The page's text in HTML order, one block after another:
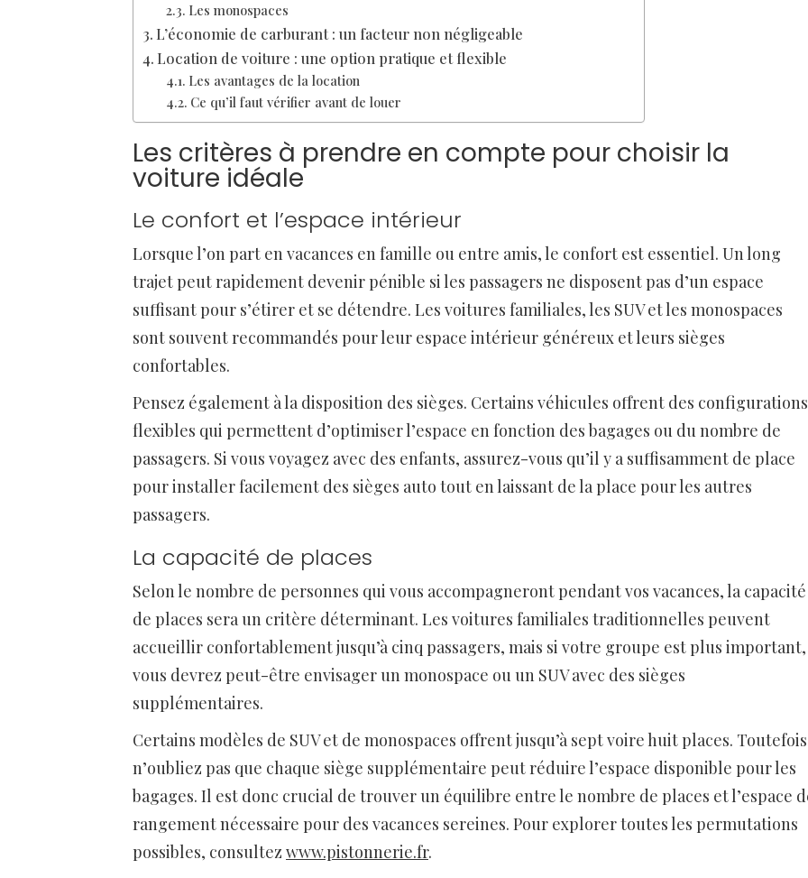
Les monospaces
L’économie de carburant : un facteur non négligeable
Location de voiture : une option pratique et flexible
Les avantages de la location
Ce qu’il faut vérifier avant de louer
Les critères à prendre en compte pour choisir la
voiture idéale
Le confort et l’espace intérieur
Lorsque l’on part en vacances en famille ou entre amis, le confort est essentiel. Un long
trajet peut rapidement devenir pénible si les passagers ne disposent pas d’un espace
suffisant pour s’étirer et se détendre. Les voitures familiales, les SUV et les monospaces
sont souvent recommandés pour leur espace intérieur généreux et leurs sièges
confortables.
Pensez également à la disposition des sièges. Certains véhicules offrent des configurations
flexibles qui permettent d’optimiser l’espace en fonction des bagages ou du nombre de
passagers. Si vous voyagez avec des enfants, assurez-vous qu’il y a suffisamment de place
pour installer facilement des sièges auto tout en laissant de la place pour les autres
passagers.
La capacité de places
Selon le nombre de personnes qui vous accompagneront pendant vos vacances, la capacité
de places sera un critère déterminant. Les voitures familiales traditionnelles peuvent
accueillir confortablement jusqu’à cinq passagers, mais si votre groupe est plus important,
vous devrez peut-être envisager un monospace ou un SUV avec des sièges
supplémentaires.
Certains modèles de SUV et de monospaces offrent jusqu’à sept voire huit places.
n’oubliez pas que chaque siège supplémentaire peut réduire l’espace disponible pour les
bagages. Il est donc crucial de trouver un équilibre entre le nombre de places et l’espace
rangement nécessaire pour des vacances sereines. Pour explorer toutes les permutations
possibles, consultez www.pistonnerie.fr.